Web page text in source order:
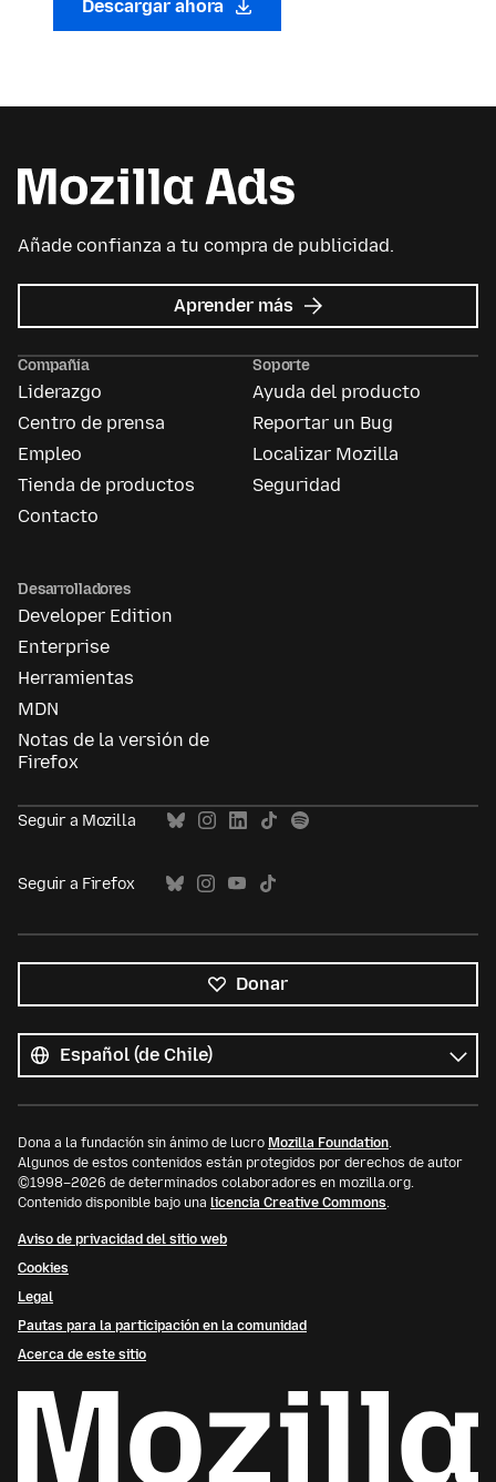
Descargar ahora
Añade confianza a tu compra de publicidad.
Aprender más acerca
de
Ads
Compañía
Liderazgo
Centro de prensa
Empleo
Tienda de productos
Contacto
Soporte
Ayuda del producto
Reportar un Bug
Localizar Mozilla
Seguridad
Desarrolladores
Developer Edition
Enterprise
Herramientas
MDN
Notas de la versión de
Firefox
Seguir a Mozilla
Seguir a Firefox
Donar
los
idiomas
Idioma
Dona a la fundación sin ánimo de lucro Mozilla Foundation.
Algunos de estos contenidos están protegidos por derechos de autor
©1998–2026 de determinados colaboradores en mozilla.org.
Contenido disponible bajo una licencia Creative Commons.
Aviso de privacidad del sitio web
Cookies
Legal
Pautas para la participación en la comunidad
Acerca de este sitio